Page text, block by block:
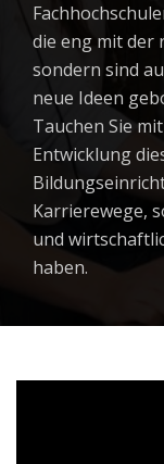
die eng mit der
sondern sind
neue Ideen
Tauchen Sie
Entwicklung
Karrierewege,
und
haben.